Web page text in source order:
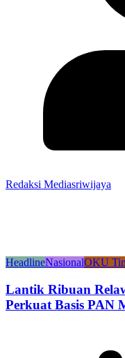
Redaksi Mediasriwijaya
HeadlineNasionalOKU
Lantik Ribuan
Perkuat Basis PAN